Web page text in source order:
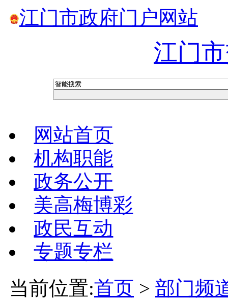
江门市政府门户网站
江门
网站首页
机构职能
政务公开
美高梅博彩
政民互动
专题专栏
当前位置:首页 > 部门频